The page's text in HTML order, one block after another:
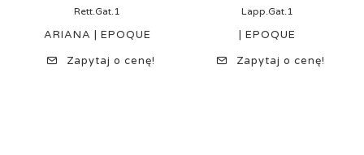
Rett.Gat.1
ARIANA | EPOQUE
Zapytaj o cenę!
Lapp.Gat.1
| EPOQUE
Zapytaj o cenę!